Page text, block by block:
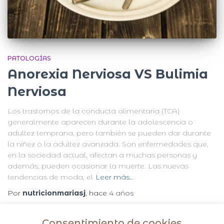
PATOLOGÍAS
Anorexia Nerviosa VS Bulimia
Nerviosa
Los trastornos de la conducta alimentaria (TCA)
generalmente aparecen durante la adolescencia o
adultez temprana, pero también se pueden dar durante
la niñez o la adultez avanzada. Son enfermedades que,
en la sociedad actual, afectan a muchas personas y
además, pueden ocasionar la muerte. Las nuevas
tendencias de moda, el Leer más…
Por nutricionmariasj, hace 4 años